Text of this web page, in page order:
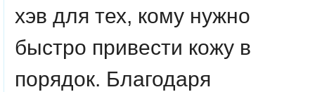
хэв для тех, кому нужно
быстро привести кожу в
порядок. Благодаря